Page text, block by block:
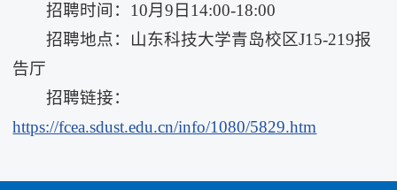
招聘时间：10月9日14:00-18:00
招聘地点：山东科技大学青岛校区J15-219报
告厅
招聘链接：
https://fcea.sdust.edu.cn/info/1080/5829.htm